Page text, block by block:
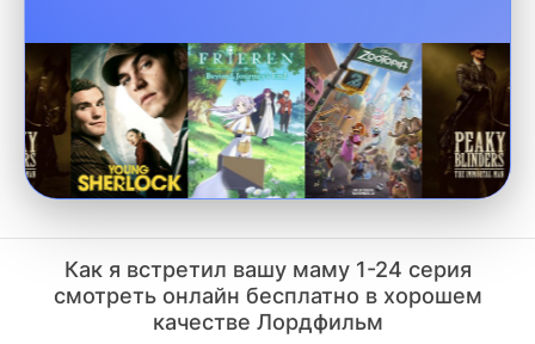
Как я встретил вашу маму 1-24 серия
смотреть онлайн бесплатно в хорошем
качестве Лордфильм